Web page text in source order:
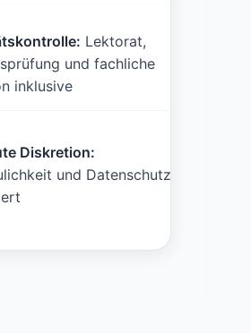
Lektorat,
und fachliche
inklusive
Diskretion:
und Datenschutz